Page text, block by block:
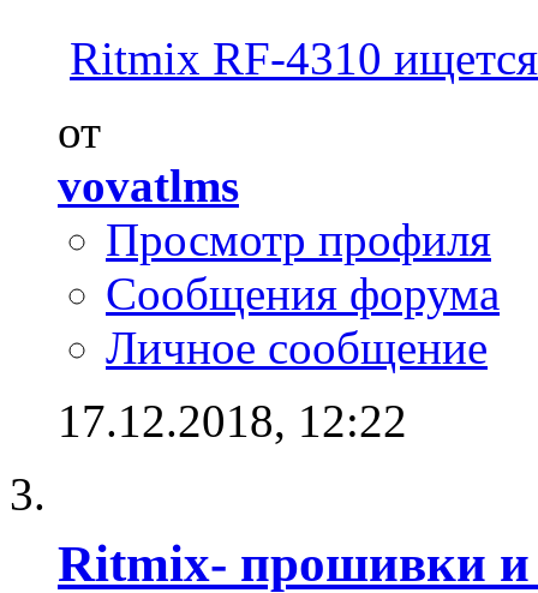
Ritmix RF-4310
от
vovatlms
Просмотр профиля
Сообщения форума
Личное сообщение
17.12.2018, 12:22
Ritmix- прошивки